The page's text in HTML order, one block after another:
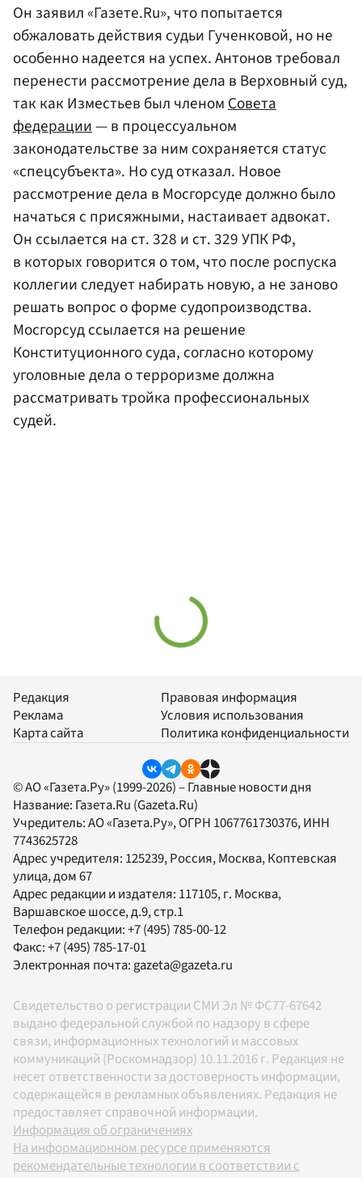
Он заявил «Газете.Ru», что попытается
обжаловать действия судьи Гученковой, но не
особенно надеется на успех. Антонов требовал
перенести рассмотрение дела в Верховный суд,
так как Изместьев был членомСовета
федерации— в процессуальном
законодательстве за ним сохраняется статус
«спецсубъекта». Но суд отказал. Новое
рассмотрение дела в Мосгорсуде должно было
начаться с присяжными, настаивает адвокат.
Он ссылается на ст. 328 и ст. 329 УПК РФ,
в которых говорится о том, что после роспуска
коллегии следует набирать новую, а не заново
решать вопрос о форме судопроизводства.
Мосгорсуд ссылается на решение
Конституционного суда, согласно которому
уголовные дела о терроризме должна
рассматривать тройка профессиональных
судей.
Редакция
Реклама
Карта сайта
Правовая информация
Условия использования
Политика конфиденциальности
© АО «Газета.Ру» (1999-2026) – Главные новости дня
Название: Газета.Ru (Gazeta.Ru)
Учредитель:АО «Газета.Ру», ОГРН 1067761730376, ИНН
7743625728
Адрес учредителя: 125239, Россия, Москва, Коптевская
улица, дом 67
Адрес редакции и издателя: 117105, г. Москва,
Варшавское шоссе, д.9, стр.1
Телефон редакции:+7 (495) 785-00-12
Факс:+7 (495) 785-17-01
Электронная почта: gazeta@gazeta.ru
Свидетельство о регистрации СМИ Эл № ФС77-67642
выдано федеральной службой по надзору в сфере
связи, информационных технологий и массовых
коммуникаций (Роскомнадзор) 10.11.2016 г. Редакция не
несет ответственности за достоверность информации,
содержащейся в рекламных объявлениях. Редакция не
предоставляет справочной информации.
Информация об ограничениях
На информационном ресурсе применяются
рекомендательные технологии в соответствии с